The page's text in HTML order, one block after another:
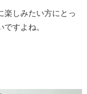
楽しみたい方にとっ
すよね。